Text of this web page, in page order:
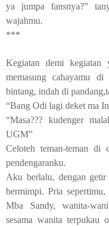
ya jumpa fansnya?”
wajahmu.
***
Kegiatan demi kegiatan
memasung cahayamu
bintang, indah di
“Bang Odi lagi deket ma
“Masa??? kudenger
UGM”
Celoteh teman-teman di
pendengaranku.
Aku berlalu, dengan
bermimpi. Pria sepertimu,
Mba Sandy, wanita-
sesama wanita terpukau